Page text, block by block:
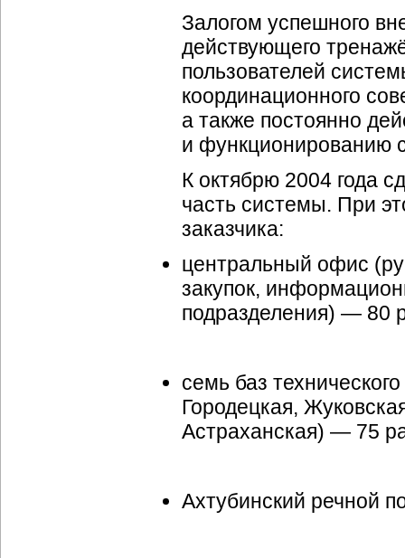
Залогом успешного
действующего
пользователей
координационного
а также постоянно
и функционированию
К октябрю 2004 года
часть системы. При
заказчика:
центральный офис
закупок,
подразделения) — 80
семь баз
Городецкая,
Астраханская) — 75
Ахтубинский речной